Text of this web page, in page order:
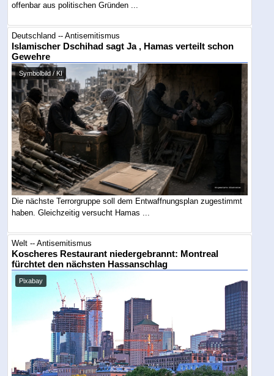
offenbar aus politischen Gründen ...
Deutschland -- Antisemitismus
Islamischer Dschihad sagt Ja , Hamas verteilt schon
Gewehre
Symbolbild / KI
Die nächste Terrorgruppe soll dem Entwaffnungsplan zugestimmt
haben. Gleichzeitig versucht Hamas ...
Welt -- Antisemitismus
Koscheres Restaurant niedergebrannt: Montreal
fürchtet den nächsten Hassanschlag
Pixabay